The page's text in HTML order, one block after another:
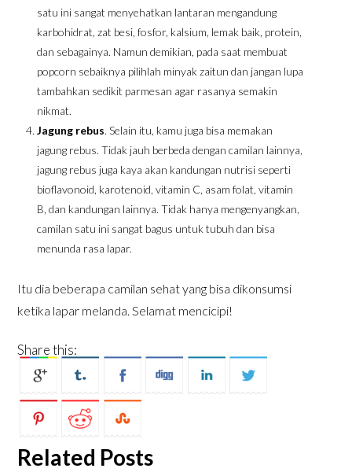
satu ini sangat menyehatkan lantaran mengandung
karbohidrat, zat besi, fosfor, kalsium, lemak baik, protein,
dan sebagainya. Namun demikian, pada saat membuat
popcorn sebaiknya pilihlah minyak zaitun dan jangan lupa
tambahkan sedikit parmesan agar rasanya semakin
nikmat.
Jagung rebus. Selain itu, kamu juga bisa memakan
jagung rebus. Tidak jauh berbeda dengan camilan lainnya,
jagung rebus juga kaya akan kandungan nutrisi seperti
bioflavonoid, karotenoid, vitamin C, asam folat, vitamin
B, dan kandungan lainnya. Tidak hanya mengenyangkan,
camilan satu ini sangat bagus untuk tubuh dan bisa
menunda rasa lapar.
Itu dia beberapa camilan sehat yang bisa dikonsumsi
ketika lapar melanda. Selamat mencicipi!
Share this:
Related Posts